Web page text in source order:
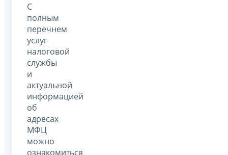
С
полным
перечнем
услуг
налоговой
службы
и
актуальной
информацией
об
адресах
МФЦ
можно
ознакомиться